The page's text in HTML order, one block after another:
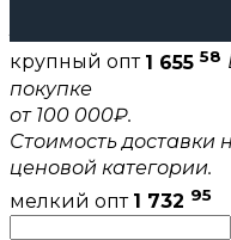
крупный опт 1 655 58
покупке
от 100 000₽.
Стоимость доставки
ценовой категории.
мелкий опт 1 732 95